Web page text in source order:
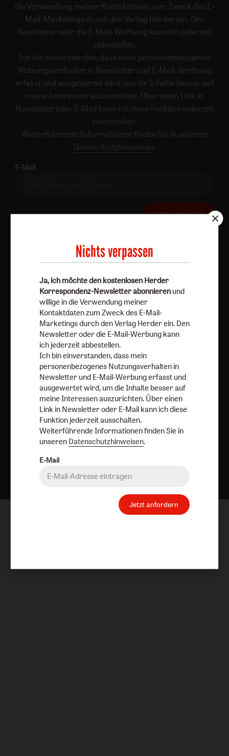
die Verwendung meiner Kontaktdaten zum Zweck des E-
Mail-Marketings durch den Verlag Herder ein. Den
Newsletter oder die E-Mail-Werbung kann ich jederzeit
abbestellen.
Ich bin einverstanden, dass mein personenbezogenes
Nutzungsverhalten in Newsletter und E-Mail-Werbung
erfasst und ausgewertet wird, um die Inhalte besser auf
meine Interessen auszurichten. Über einen Link in
Newsletter oder E-Mail kann ich diese Funktion jederzeit
ausschalten.
Weiterführende Informationen finden Sie in unseren
Datenschutzhinweisen .
E-Mail
Jetzt anmelden
AGB und Widerrufsbelehrung
Barrierefreiheit
Impressum
Vertrag widerrufen
Nichts verpassen
Ja, ich möchte den kostenlosen Herder
Korrespondenz-Newsletter abonnieren und
willige in die Verwendung meiner
Kontaktdaten zum Zweck des E-Mail-
Marketings durch den Verlag Herder ein. Den
Newsletter oder die E-Mail-Werbung kann
ich jederzeit abbestellen.
Ich bin einverstanden, dass mein
personenbezogenes Nutzungsverhalten in
Newsletter und E-Mail-Werbung erfasst und
ausgewertet wird, um die Inhalte besser auf
meine Interessen auszurichten. Über einen
Link in Newsletter oder E-Mail kann ich diese
Funktion jederzeit ausschalten.
Weiterführende Informationen finden Sie in
unseren Datenschutzhinweisen.
E-Mail
Jetzt anfordern